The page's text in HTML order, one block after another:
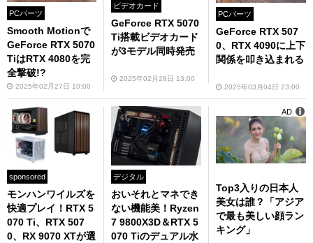
PCパーツ
Smooth Motionで
GeForce RTX 5070
TiはRTX 4080を完
全撃破!?
2025年02月27日 10:00
ビデオカード
GeForce RTX 5070
Ti搭載ビデオカード
が3モデル同時発売
2025年02月28日 13:00
PCパーツ
GeForce RTX 507
0、RTX 4090に上下
関係を叩き込まれる
2025年03月04日 23:00
sponsored
モンハンワイルズを
快適プレイ！RTX 5
070 Ti、RTX 507
0、RX 9070 XTが選
デジタル
おいそれとマネでき
ない機能美！Ryzen
7 9800X3D＆RTX 5
070 Tiのデュアル水
Top3入りの日本人
美女は誰？「アジア
で最も美しい顔ラン
キング」
AD